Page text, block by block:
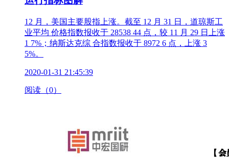
12 月，美国主要股指上涨。截至 12 月 31 日，道琼斯工
业平均 价格指数报收于 28538 44 点，较 11 月 29 日上涨
1 7%；纳斯达克综 合指数报收于 8972 6 点，上涨 3
5%。
2020-01-31 21:45:39
阅读（0）